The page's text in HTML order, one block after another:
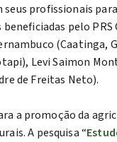
profissionais
pelo
(Caatinga,
Levi Saimon
de Freitas Neto).
a promoção da
A pesquisa “